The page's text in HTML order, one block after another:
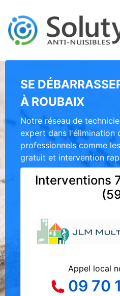
SE
À ROUBAIX
Notre réseau de
expert dans l'élimination
professionnels comme
gratuit et intervention
Interventions
Appel local
09 70